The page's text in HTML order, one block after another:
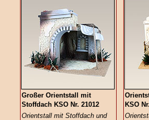
Großer Orientstall mit
Stoffdach KSO Nr. 21012
Orientstall mit Stoffdach und
KSO